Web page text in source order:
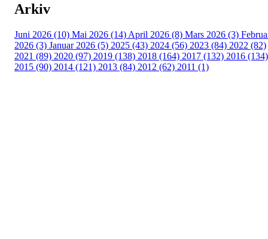
Arkiv
Juni 2026 (10) Mai 2026 (14) April 2026 (8) Mars 2026 (3)
2026 (3) Januar 2026 (5) 2025 (43) 2024 (56) 2023 (84) 2022 (82)
2021 (89) 2020 (97) 2019 (138) 2018 (164) 2017 (132) 2016 (134)
2015 (90) 2014 (121) 2013 (84) 2012 (62) 2011 (1)